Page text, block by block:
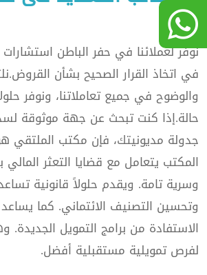
نوفر لعملائنا في حفر الباطن
في اتخاذ القرار الصحيح بشأن
والوضوح في جميع تعاملاتنا، ونوفر
حالة.إذا كنت تبحث عن جهة موثوقة
جدولة مديونيتك، فإن مكتب الملتقي
المكتب يتعامل مع قضايا التعثر المالي
وسرية تامة. ويقدم حلولاً قانونية
وتحسين التصنيف الائتماني. كما
الاستفادة من برامج التمويل الجديدة.
لفرص تمويلية مستقبلية أفضل.